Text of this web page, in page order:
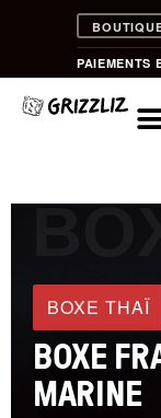
PAIEMENTS
BOXE THAÏ
BOXE
MARINE